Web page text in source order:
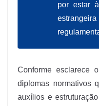
por estar
Conforme esclarece
diplomas normativos
auxílios e